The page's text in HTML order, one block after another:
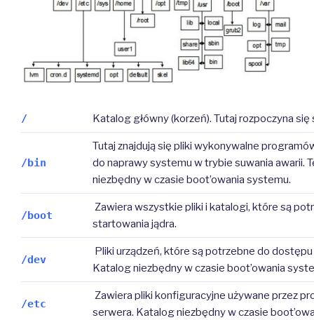
/ Katalog główny (korzeń). Tutaj rozpoczyna
/bin
Tutaj znajdują się pliki wykonywalne
do naprawy systemu w trybie suwania awarii.
niezbędny w czasie boot’owania systemu.
/boot
Zawiera wszystkie pliki i katalogi, które są
startowania jądra.
/dev
Pliki urządzeń, które są potrzebne do
Katalog niezbędny w czasie boot’owania
/etc
Zawiera pliki konfiguracyjne używane przez
serwera. Katalog niezbędny w czasie